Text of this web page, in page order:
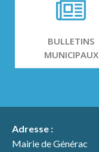
BULLETINS
MUNICIPAUX
Adresse :
Mairie de Générac